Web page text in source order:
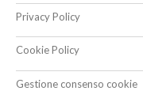
Privacy Policy
Cookie Policy
Gestione consenso cookie